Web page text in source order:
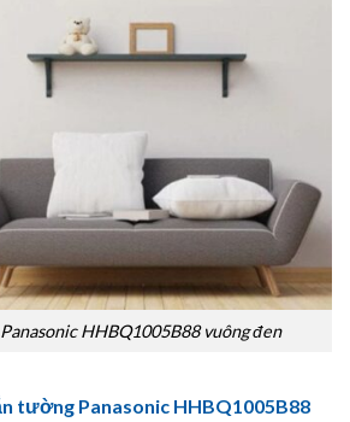
HHBQ1005B88 vuông đen
tường Panasonic HHBQ1005B88